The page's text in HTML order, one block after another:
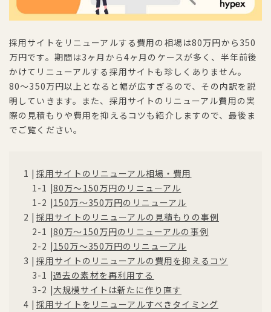
採用サイトをリニューアルする費用の相場は80万円から350
万円です。期間は3ヶ月から4ヶ月のケースが多く、半年前後
かけてリニューアルする採用サイトも珍しくありません。
80〜350万円以上となると幅が広すぎるので、その内訳を説
明していきます。また、採用サイトのリニューアル費用の実
際の見積もりや費用を抑えるコツも紹介しますので、最後ま
でご覧ください。
採用サイトのリニューアル相場・費用
80万〜150万円のリニューアル
150万〜350万円のリニューアル
採用サイトのリニューアルの見積もりの事例
80万〜150万円のリニューアルの事例
150万〜350万円のリニューアル
採用サイトのリニューアルの費用を抑えるコツ
過去の素材を再利用する
大規模サイトは新たに作り直す
採用サイトをリニューアルすべきタイミング